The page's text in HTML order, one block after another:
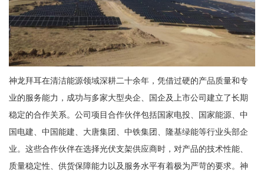
神龙拜耳在清洁能源领域深耕二十余年，凭借过硬的产品质量和专
业的服务能力，成功与多家大型央企、国企及上市公司建立了长期
稳定的合作关系。公司项目合作伙伴包括国家电投、国家能源、中
国电建、中国能建、大唐集团、中铁集团、隆基绿能等行业头部企
业。这些合作伙伴在选择光伏支架供应商时，对产品的技术性能、
质量稳定性、供货保障能力以及服务水平有着极为严苛的要求。神